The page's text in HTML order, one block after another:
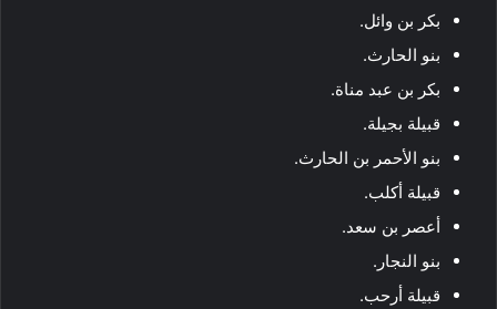
بكر بن وائل.
بنو الحارث.
بكر بن عبد مناة.
قبيلة بجيلة.
بنو الأحمر بن الحارث.
قبيلة أكلب.
أعصر بن سعد.
بنو النجار.
قبيلة أرحب.